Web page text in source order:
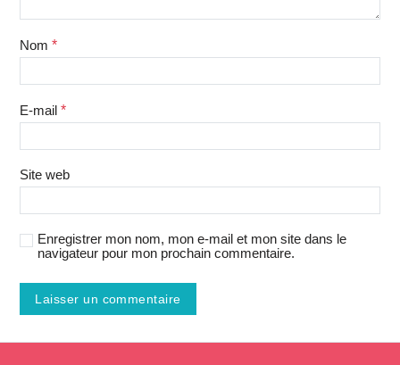
Nom *
E-mail *
Site web
Enregistrer mon nom, mon e-mail et mon site dans le
navigateur pour mon prochain commentaire.